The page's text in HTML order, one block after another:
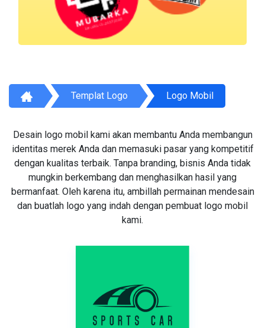
Templat Logo Logo Mobil
Desain logo mobil kami akan membantu Anda membangun
identitas merek Anda dan memasuki pasar yang kompetitif
dengan kualitas terbaik. Tanpa branding, bisnis Anda tidak
mungkin berkembang dan menghasilkan hasil yang
bermanfaat. Oleh karena itu, ambillah permainan mendesain
dan buatlah logo yang indah dengan pembuat logo mobil
kami.